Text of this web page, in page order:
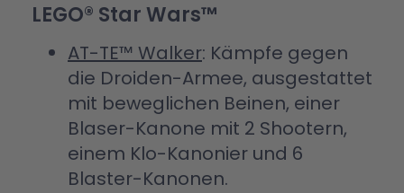
LEGO® Star Wars™
AT-TE™ Walker: Kämpfe gegen
die Droiden-Armee, ausgestattet
mit beweglichen Beinen, einer
Blaser-Kanone mit 2 Shootern,
einem Klo-Kanonier und 6
Blaster-Kanonen.